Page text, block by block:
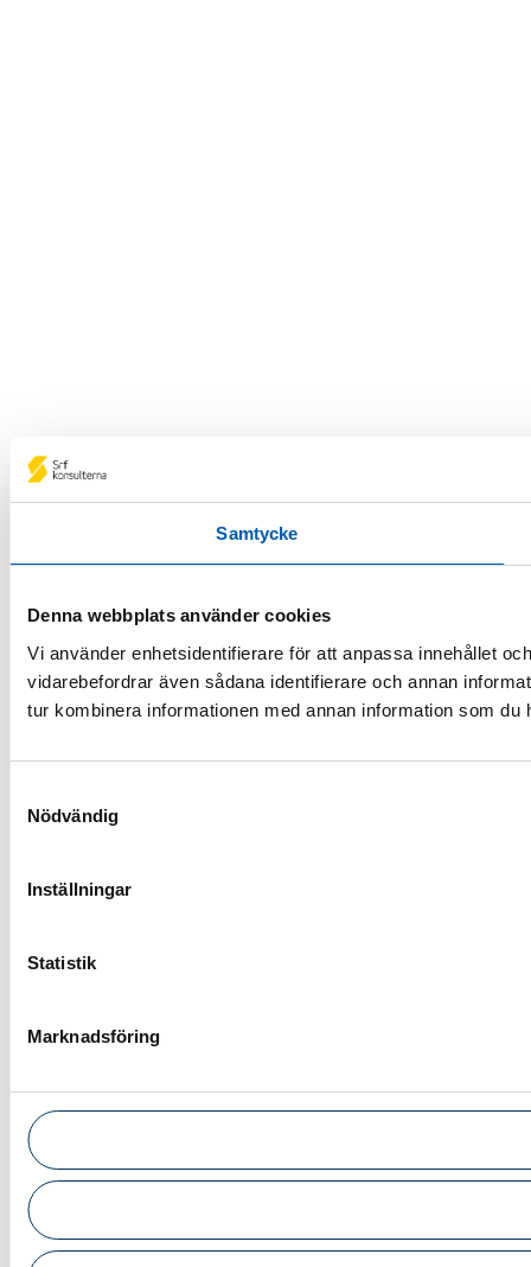
Samtycke
Denna webbplats använder cookies
Vi använder enhetsidentifierare för att anpassa innehållet
vidarebefordrar även sådana identifierare och annan
tur kombinera informationen med annan information som
Nödvändig
Inställningar
Statistik
Marknadsföring